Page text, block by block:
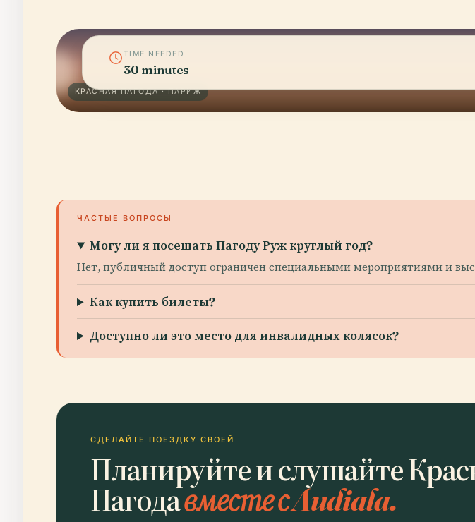
КРАСНАЯ ПАГОДА · ПАРИЖ
TIME NEEDED
30 minutes
ЧАСТЫЕ ВОПРОСЫ
Могу ли я посещать Пагоду Руж круглый год?
Нет, публичный доступ ограничен специальными мероприятиями и
Как купить билеты?
Доступно ли это место для инвалидных колясок?
СДЕЛАЙТЕ ПОЕЗДКУ СВОЕЙ
Планируйте и слушайте
Пагодавместе с Audiala.